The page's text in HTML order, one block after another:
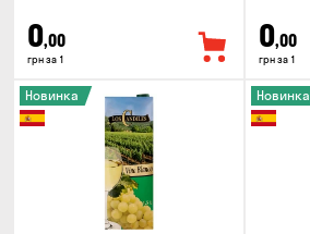
0,00
грн за 1
0,00
грн за 1
Новинка Новинка